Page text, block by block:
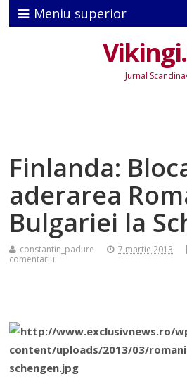
Meniu superior
Jurnal
Finlanda:
aderarea
Bulgariei la
constantin_padure 7 martie 2013
comentariu